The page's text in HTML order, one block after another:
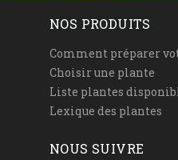
NOS PRODUITS
Comment préparer
Choisir une plante
Liste plantes
Lexique des plantes
NOUS SUIVRE